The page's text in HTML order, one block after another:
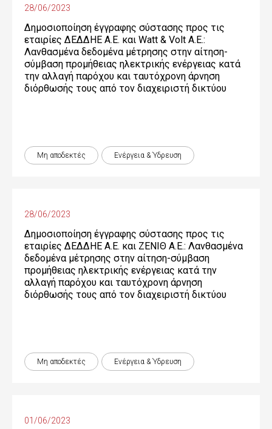
28/06/2023
Δημοσιοποίηση έγγραφης σύστασης προς τις
εταιρίες ΔΕΔΔΗΕ Α.Ε. και Watt & Volt Α.Ε.:
Λανθασμένα δεδομένα μέτρησης στην αίτηση-
σύμβαση προμήθειας ηλεκτρικής ενέργειας κατά
την αλλαγή παρόχου και ταυτόχρονη άρνηση
διόρθωσής τους από τον διαχειριστή δικτύου
Μη αποδεκτές Ενέργεια & Ύδρευση
28/06/2023
Δημοσιοποίηση έγγραφης σύστασης προς τις
εταιρίες ΔΕΔΔΗΕ Α.Ε. και ΖΕΝΙΘ Α.Ε.: Λανθασμένα
δεδομένα μέτρησης στην αίτηση-σύμβαση
προμήθειας ηλεκτρικής ενέργειας κατά την
αλλαγή παρόχου και ταυτόχρονη άρνηση
διόρθωσής τους από τον διαχειριστή δικτύου
Μη αποδεκτές Ενέργεια & Ύδρευση
01/06/2023